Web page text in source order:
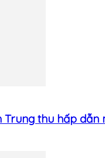
Trung thu hấp dẫn